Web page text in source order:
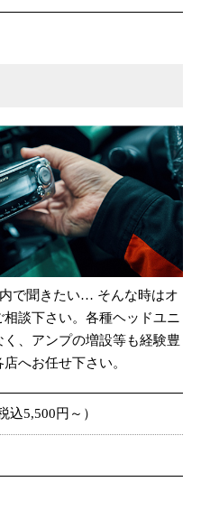
で聞きたい… そんな時はオ
談下さい。各種ヘッドユニ
、アンプの増設等も経験豊
へお任せ下さい。
込5,500円～）